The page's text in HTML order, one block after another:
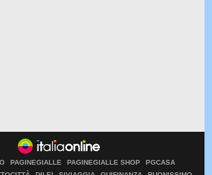
PAGINEGIALLE PAGINEGIALLE SHOP
PGCASA